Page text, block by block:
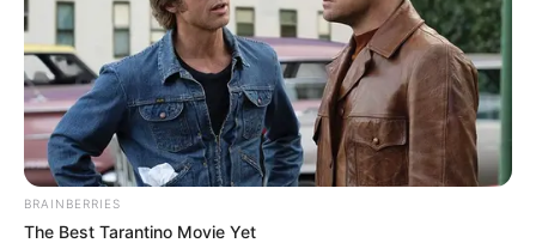
BRAINBERRIES
The Best Tarantino Movie Yet